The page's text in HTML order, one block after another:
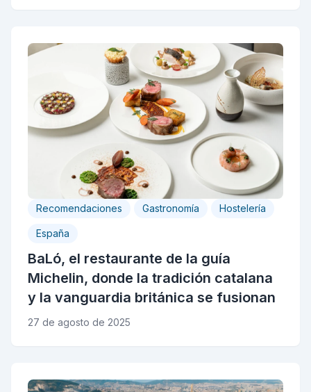
Recomendaciones Gastronomía Hostelería
España
BaLó, el restaurante de la guía
Michelin, donde la tradición catalana
y la vanguardia británica se fusionan
27 de agosto de 2025